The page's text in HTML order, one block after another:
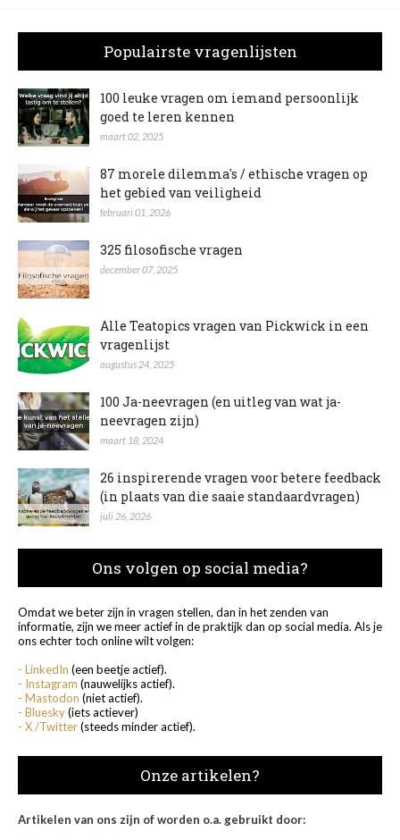
Populairste vragenlijsten
100 leuke vragen om iemand persoonlijk
goed te leren kennen
maart 02, 2025
87 morele dilemma's / ethische vragen op
het gebied van veiligheid
februari 01, 2026
325 filosofische vragen
december 07, 2025
Alle Teatopics vragen van Pickwick in een
vragenlijst
augustus 24, 2025
100 Ja-neevragen (en uitleg van wat ja-
neevragen zijn)
maart 18, 2024
26 inspirerende vragen voor betere feedback
(in plaats van die saaie standaardvragen)
juli 26, 2026
Ons volgen op social media?
Omdat we beter zijn in vragen stellen, dan in het zenden van
informatie, zijn we meer actief in de praktijk dan op social media. Als je
ons echter toch online wilt volgen:
- LinkedIn (een beetje actief).
- Instagram (nauwelijks actief).
- Mastodon (niet actief).
- Bluesky(iets actiever)
- X /Twitter(steeds minder actief).
Onze artikelen?
Artikelen van ons zijn of worden o.a. gebruikt door: